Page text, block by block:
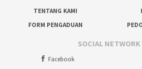
TENTANG KAMI
FORM PENGADUAN
SOCIAL NETWORK
Facebook